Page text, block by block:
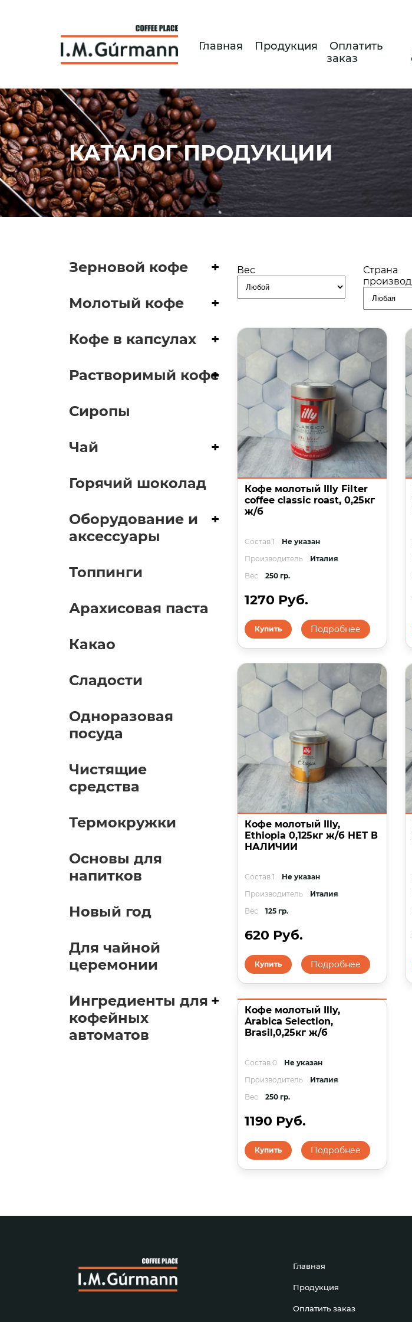
Главная Продукция
Оплатить
заказ
КАТАЛОГ ПРОДУКЦИИ
Зерновой кофе +
Молотый кофе +
Кофе в капсулах +
Растворимый кофе
+
Сиропы
Чай +
Горячий шоколад
Оборудование и
аксессуары
+
Топпинги
Арахисовая паста
Какао
Сладости
Одноразовая
посуда
Чистящие
средства
Термокружки
Основы для
напитков
Новый год
Для чайной
церемонии
Ингредиенты для
кофейных
автоматов
+
Вес
Страна
Кофе молотый Illy Filter
coffee classic roast, 0,25кг
ж/б
Состав 1
Не указан
Производитель
Италия
Вес
250 гр.
1270 Руб.
Купить Подробнее
Кофе молотый Illy,
Ethiopia 0,125кг ж/б НЕТ В
НАЛИЧИИ
Состав 1
Не указан
Производитель
Италия
Вес
125 гр.
620 Руб.
Купить Подробнее
Кофе молотый Illy,
Arabica Selection,
Brasil,0,25кг ж/б
Состав 0
Не указан
Производитель
Италия
Вес
250 гр.
1190 Руб.
Купить Подробнее
Главная
Продукция
Оплатить заказ